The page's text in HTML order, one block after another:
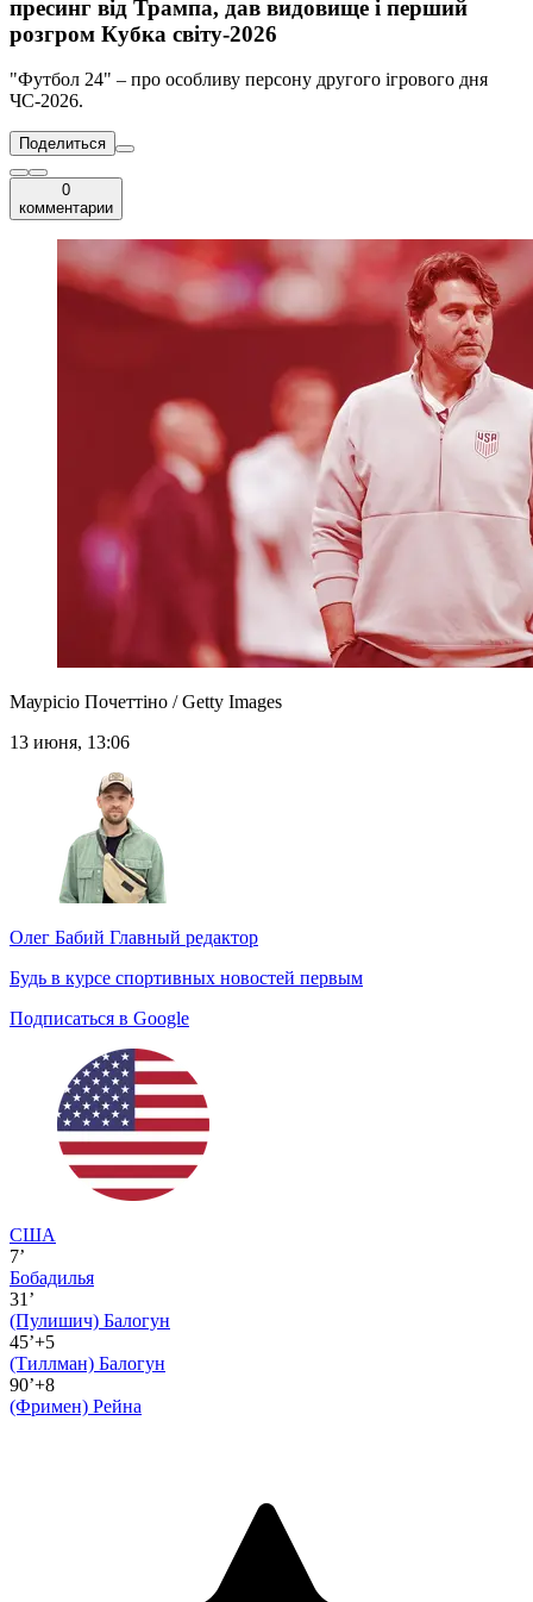
пресинг від Трампа, дав видовище і перший
розгром Кубка світу-2026
"Футбол 24" – про особливу персону другого ігрового дня
ЧС-2026.
Поделиться
0
комментарии
Маурісіо Почеттіно / Getty Images
13 июня, 13:06
Олег Бабий Главный редактор
Будь в курсе спортивных новостей первым
Подписаться в Google
США
7’
Бобадилья
31’
(Пулишич) Балогун
45’+5
(Тиллман) Балогун
90’+8
(Фримен) Рейна